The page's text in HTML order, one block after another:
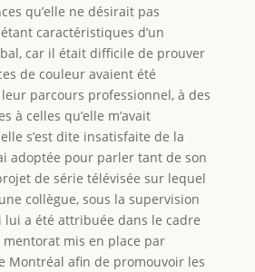
qu’elle ne désirait pas
caractéristiques d’un
car il était difficile de prouver
de couleur avaient été
parcours professionnel, à des
à celles qu’elle m’avait
s’est dite insatisfaite de la
adoptée pour parler tant de son
de série télévisée sur lequel
collègue, sous la supervision
lui a été attribuée dans le cadre
mis en place par
Montréal afin de promouvoir les